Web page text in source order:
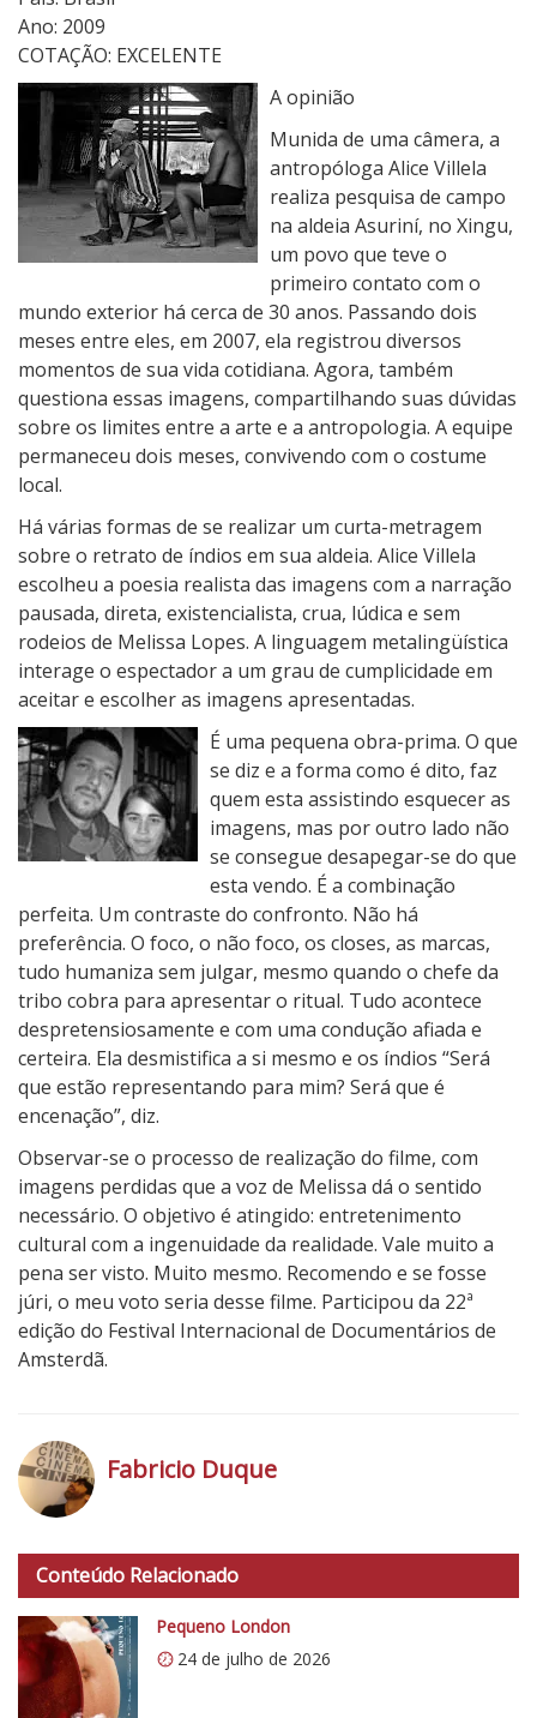
Ano: 2009
COTAÇÃO: EXCELENTE
A opinião
Munida de uma câmera, a
antropóloga Alice Villela
realiza pesquisa de campo
na aldeia Asuriní, no Xingu,
um povo que teve o
primeiro contato com o
mundo exterior há cerca de 30 anos. Passando dois
meses entre eles, em 2007, ela registrou diversos
momentos de sua vida cotidiana. Agora, também
questiona essas imagens, compartilhando suas dúvidas
sobre os limites entre a arte e a antropologia. A equipe
permaneceu dois meses, convivendo com o costume
local.
Há várias formas de se realizar um curta-metragem
sobre o retrato de índios em sua aldeia. Alice Villela
escolheu a poesia realista das imagens com a narração
pausada, direta, existencialista, crua, lúdica e sem
rodeios de Melissa Lopes. A linguagem metalingüística
interage o espectador a um grau de cumplicidade em
aceitar e escolher as imagens apresentadas.
É uma pequena obra-prima. O que
se diz e a forma como é dito, faz
quem esta assistindo esquecer as
imagens, mas por outro lado não
se consegue desapegar-se do que
esta vendo. É a combinação
perfeita. Um contraste do confronto. Não há
preferência. O foco, o não foco, os closes, as marcas,
tudo humaniza sem julgar, mesmo quando o chefe da
tribo cobra para apresentar o ritual. Tudo acontece
despretensiosamente e com uma condução afiada e
certeira. Ela desmistifica a si mesmo e os índios “Será
que estão representando para mim? Será que é
encenação”, diz.
Observar-se o processo de realização do filme, com
imagens perdidas que a voz de Melissa dá o sentido
necessário. O objetivo é atingido: entretenimento
cultural com a ingenuidade da realidade. Vale muito a
pena ser visto. Muito mesmo. Recomendo e se fosse
júri, o meu voto seria desse filme. Participou da 22ª
edição do Festival Internacional de Documentários de
Amsterdã.
t
p
s
:
Fabricio Duque
Conteúdo Relacionado
Pequeno London
24 de julho de 2026